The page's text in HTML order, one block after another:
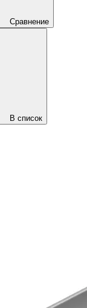
Сравнение
В список